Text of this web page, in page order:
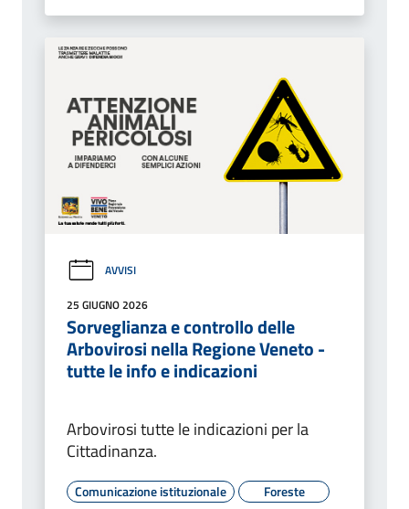
AVVISI
25 GIUGNO 2026
Sorveglianza e controllo delle
Arbovirosi nella Regione Veneto -
tutte le info e indicazioni
Arbovirosi tutte le indicazioni per la
Cittadinanza.
Comunicazione istituzionale
Foreste